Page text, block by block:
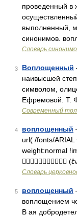
проведенный в
выполненный,
синонимов.
Словарь
3 Воплощенный
наивысшей
символом,
Ефремовой. Т.
Современный
4 воплощенный
url( /fonts/
weight:normal

Словарь
5 воплощенный
воплощением
В ая